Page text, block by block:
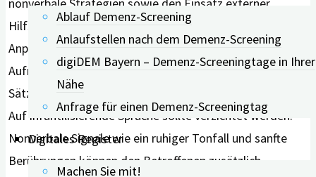
Ablauf Demenz-Screening
Anlaufstellen nach dem Demenz-Screening
digiDEM Bayern – Demenz-Screeningtage in Ihrer
Nähe
Anfrage für einen Demenz-Screeningtag
Digitales Register
Machen Sie mit!
nonverbale Strategien sowie den Einsatz externer
Hilfsmittel. Auf sprachlicher Ebene helfen einfache
Anpassungen wie das Verwenden des Namens zur
Aufmerksamkeitsgewinnung, das Umformulieren von
Sätzen oder das Geben klarer Antwortmöglichkeiten.
Auf infantilisierende Sprache sollte verzichtet werden.
Nonverbale Signale wie ein ruhiger Tonfall und sanfte
Berührungen können den Betroffenen zusätzlich